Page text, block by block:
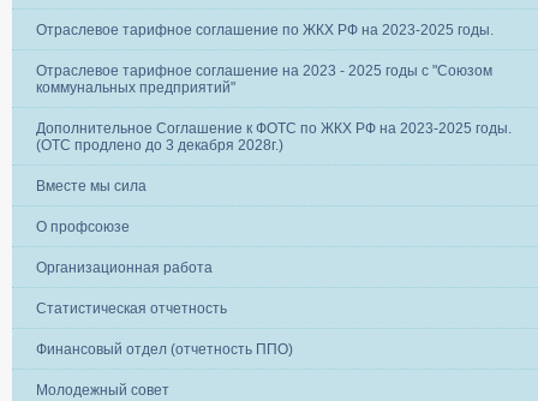
Отраслевое тарифное соглашение по ЖКХ РФ на 2023-2025 годы.
Отраслевое тарифное соглашение на 2023 - 2025 годы с "Союзом
коммунальных предприятий"
Дополнительное Соглашение к ФОТС по ЖКХ РФ на 2023-2025 годы.
(ОТС продлено до 3 декабря 2028г.)
Вместе мы сила
О профсоюзе
Организационная работа
Статистическая отчетность
Финансовый отдел (отчетность ППО)
Молодежный совет